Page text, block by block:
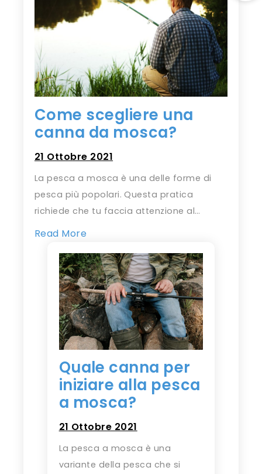
Come scegliere una
canna da mosca?
21 Ottobre 2021
La pesca a mosca è una delle forme di
pesca più popolari. Questa pratica
richiede che tu faccia attenzione al…
Read More
Quale canna per
iniziare alla pesca
a mosca?
21 Ottobre 2021
La pesca a mosca è una
variante della pesca che si